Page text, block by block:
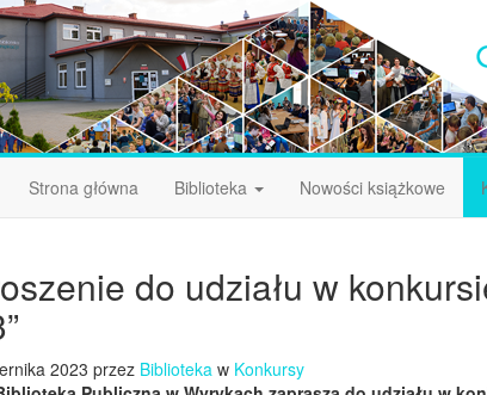
Strona główna Biblioteka Nowości książkowe
do udziału w
2023 przez Biblioteka w Konkursy